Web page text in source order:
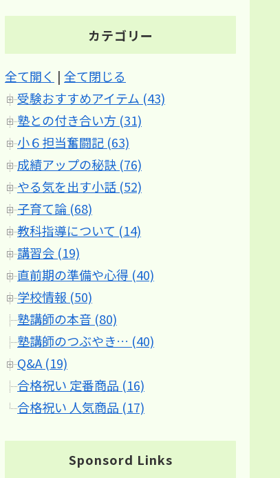
カテゴリー
全て開く | 全て閉じる
受験おすすめアイテム (43)
塾との付き合い方 (31)
小６担当奮闘記 (63)
成績アップの秘訣 (76)
やる気を出す小話 (52)
子育て論 (68)
教科指導について (14)
講習会 (19)
直前期の準備や心得 (40)
学校情報 (50)
塾講師の本音 (80)
塾講師のつぶやき… (40)
Q&A (19)
合格祝い 定番商品 (16)
合格祝い 人気商品 (17)
Sponsord Links